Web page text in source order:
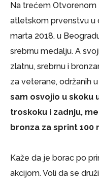
Na trećem
atletskom prvenstvu u
marta 2018. u
srebrnu medalju. A
zlatnu, srebrnu i
za veterane, održanih
sam osvojio u skoku
troskoku i zadnju,
bronza za sprint 100
Kaže da je borac po
akcijom. Voli da se